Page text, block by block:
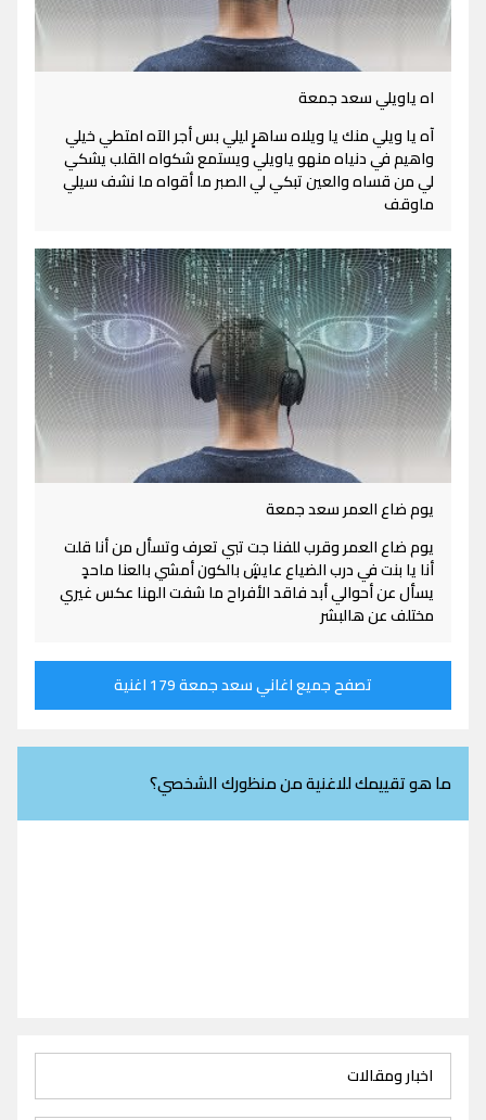
اه ياويلي سعد جمعة
آه يا ويلي منك يا ويلاه ساهرٍ ليلي بس أجر الآه امتطي خيلي
واهيم في دنياه منهو ياويلي ويستمع شكواه القلب يشكي
لي من قساه والعين تبكي لي الصبر ما أقواه ما نشف سيلي
ماوقف
يوم ضاع العمر سعد جمعة
يوم ضاع العمر وقرب للفنا جت تبي تعرف وتسأل من أنا قلت
أنا يا بنت في درب الضياع عايشٍ بالكون أمشي بالعنا ماحدٍ
يسأل عن أحوالي أبد فاقد الأفراح ما شفت الهنا عكس غيري
مختلف عن هالبشر
تصفح جميع اغاني سعد جمعة 179 اغنية
ما هو تقييمك للاغنية من منظورك الشخصي؟
اخبار ومقالات